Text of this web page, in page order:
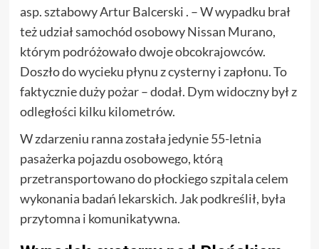
asp. sztabowy Artur Balcerski . – W wypadku brał
też udział samochód osobowy Nissan Murano,
którym podróżowało dwoje obcokrajowców.
Doszło do wycieku płynu z cysterny i zapłonu. To
faktycznie duży pożar – dodał. Dym widoczny był z
odległości kilku kilometrów.
W zdarzeniu ranna została jedynie 55-letnia
pasażerka pojazdu osobowego, którą
przetransportowano do płockiego szpitala celem
wykonania badań lekarskich. Jak podkreślił, była
przytomna i komunikatywna.